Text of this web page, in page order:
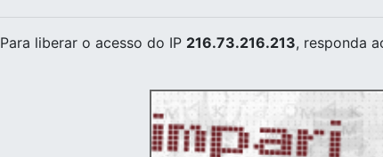
Para liberar o acesso do IP 216.73.216.213, responda